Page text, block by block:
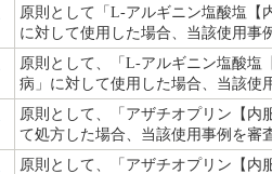
原則として「L-アルギニン塩酸塩【
に対して使用した場合、当該使用事
原則として、「L-アルギニン塩酸塩
病」に対して使用した場合、当該使
原則として、「アザチオプリン【内
て処方した場合、当該使用事例を審
原則として、「アザチオプリン【内